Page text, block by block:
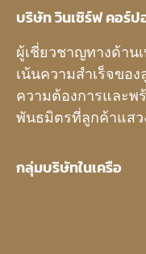
บริษัท วินเซิร์ฟ คอร์ป
ผู้เชี่ยวชาญทางด้าน
เน้นความสำเร็จขอ
ความต้องการและพ
พันธมิตรที่ลูกค้าแสว
กลุ่มบริษัทในเครือ